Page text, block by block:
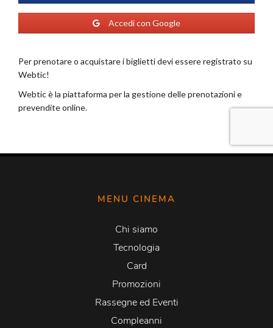
MENU CINEMA
Chi siamo
Tecnologia
Card
Promozioni
Rassegne ed Eventi
Compleanni